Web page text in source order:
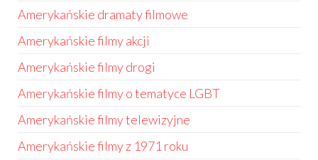
Amerykańskie dramaty filmowe
Amerykańskie filmy akcji
Amerykańskie filmy drogi
Amerykańskie filmy o tematyce LGBT
Amerykańskie filmy telewizyjne
Amerykańskie filmy z 1971 roku